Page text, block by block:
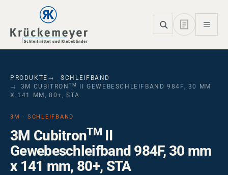
Skip to main navigation
Skip to main content
Skip to page footer
PRODUKTE
SCHLEIFBAND
3M CUBITRON TM
II GEWEBESCHLEIFBAND 984F, 30 MM
X 141 MM, 80+, STA
3M · SCHLEIFBAND
3M CubitronTMII
Gewebeschleifband 984F, 30 mm
x 141 mm, 80+, STA